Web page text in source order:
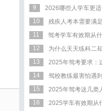
9
2026哪些人学车更
10
残疾人考本需要满
11
驾考学车有效期从
12
为什么天天练科二
13
2025年驾考要求：
14
驾校教练最害怕遇
15
2025年驾考这几类
16
2025学车有效期从